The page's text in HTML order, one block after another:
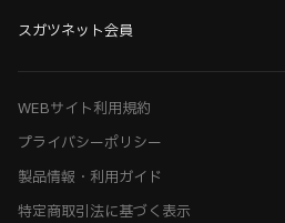
スガツネット会員
WEBサイト利用規約
プライバシーポリシー
製品情報・利用ガイド
特定商取引法に基づく表示